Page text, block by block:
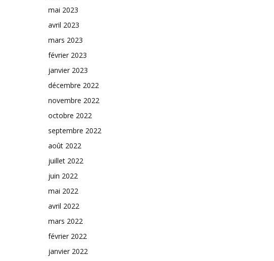
mai 2023
avril 2023
mars 2023
février 2023
janvier 2023
décembre 2022
novembre 2022
octobre 2022
septembre 2022
août 2022
juillet 2022
juin 2022
mai 2022
avril 2022
mars 2022
février 2022
janvier 2022